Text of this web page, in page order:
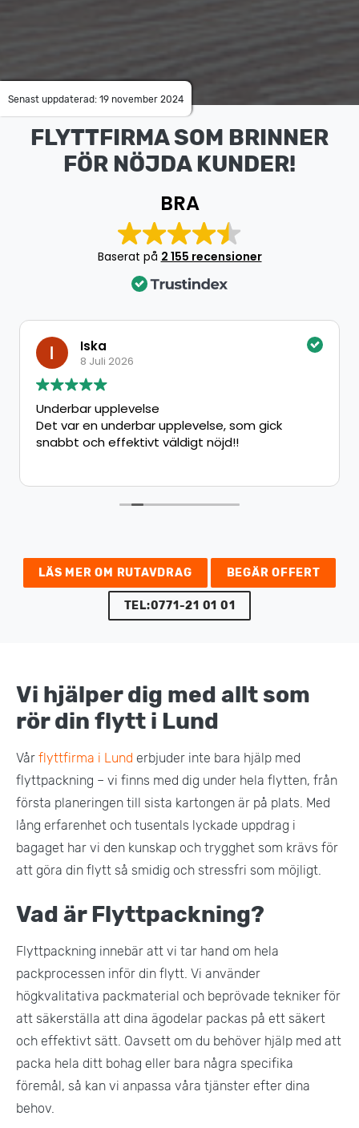
Senast uppdaterad: 19 november 2024
FLYTTFIRMA SOM BRINNER
FÖR NÖJDA KUNDER!
BRA
Baserat på 2 155 recensioner
Iska
8 Juli 2026
Underbar upplevelse
Det var en underbar upplevelse, som gick
snabbt och effektivt väldigt nöjd!!
LÄS MER OM RUTAVDRAG BEGÄR OFFERT
TEL:0771-21 01 01
Vi hjälper dig med allt som
rör din flytt i Lund
Vår flyttfirma i Lund erbjuder inte bara hjälp med
flyttpackning – vi finns med dig under hela flytten, från
första planeringen till sista kartongen är på plats. Med
lång erfarenhet och tusentals lyckade uppdrag i
bagaget har vi den kunskap och trygghet som krävs för
att göra din flytt så smidig och stressfri som möjligt.
Vad är Flyttpackning?
Flyttpackning innebär att vi tar hand om hela
packprocessen inför din flytt. Vi använder
högkvalitativa packmaterial och beprövade tekniker för
att säkerställa att dina ägodelar packas på ett säkert
och effektivt sätt. Oavsett om du behöver hjälp med att
packa hela ditt bohag eller bara några specifika
föremål, så kan vi anpassa våra tjänster efter dina
behov.